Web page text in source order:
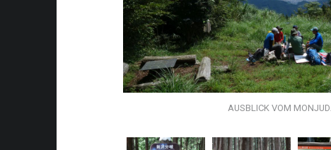
AUSBLICK VOM